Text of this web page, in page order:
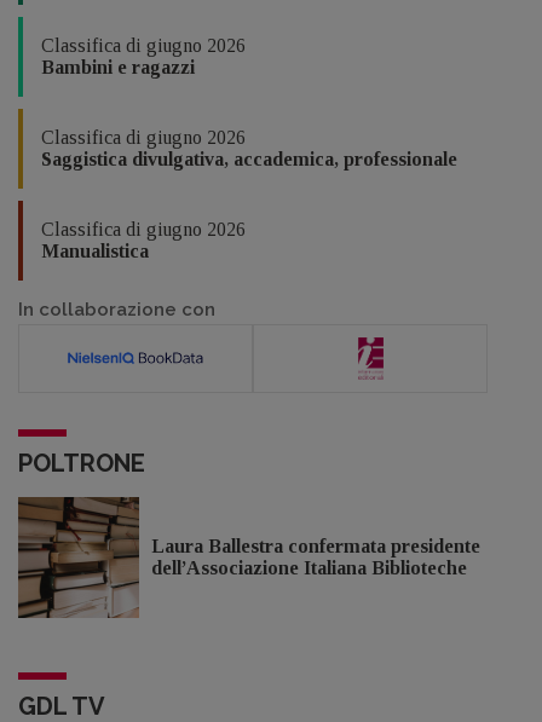
Classifica di giugno 2026
Bambini e ragazzi
Classifica di giugno 2026
Saggistica divulgativa, accademica, professionale
Classifica di giugno 2026
Manualistica
In collaborazione con
POLTRONE
Laura Ballestra confermata presidente
dell’Associazione Italiana Biblioteche
GDL TV